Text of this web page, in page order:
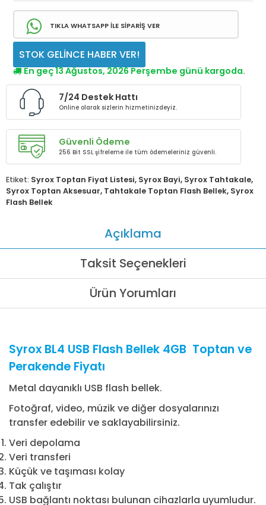
TIKLA WHATSAPP İLE SİPARİŞ VER
STOK GELİNCE HABER VER!
En geç 13 Ağustos, 2026 Perşembe günü kargoda.
7/24 Destek Hattı
Online olarak sizlerin hizmetinizdeyiz.
Güvenli Ödeme
256 Bit SSL şifreleme ile tüm ödemeleriniz güvenli.
Etiket: Syrox Toptan Fiyat Listesi, Syrox Bayi, Syrox Tahtakale,
Syrox Toptan Aksesuar, Tahtakale Toptan Flash Bellek, Syrox
Flash Bellek
Açıklama
Taksit Seçenekleri
Ürün Yorumları
Syrox BL4 USB Flash Bellek 4GB Toptan ve
Perakende Fiyatı
Metal dayanıklı USB flash bellek.
Fotoğraf, video, müzik ve diğer dosyalarınızı
transfer edebilir ve saklayabilirsiniz.
Veri depolama
Veri transferi
Küçük ve taşıması kolay
Tak çalıştır
USB bağlantı noktası bulunan cihazlarla uyumludur.